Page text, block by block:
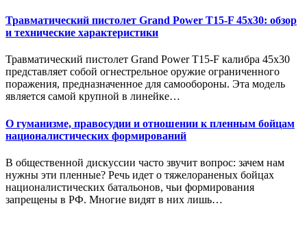
Травматический пистолет Grand Power T15-F 45x30: обзор
и технические характеристики
Травматический пистолет Grand Power T15-F калибра 45x30
представляет собой огнестрельное оружие ограниченного
поражения, предназначенное для самообороны. Эта модель
является самой крупной в линейке…
О гуманизме, правосудии и отношении к пленным бойцам
националистических формирований
В общественной дискуссии часто звучит вопрос: зачем нам
нужны эти пленные? Речь идет о тяжелораненых бойцах
националистических батальонов, чьи формирования
запрещены в РФ. Многие видят в них лишь…